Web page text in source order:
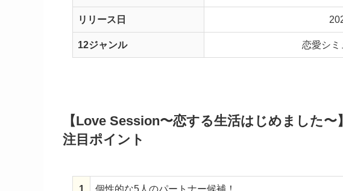
リリース日
12ジャンル 恋愛シミ
【Love Session〜恋する生活はじめました
注目ポイント
1 個性的な5人のパートナー候補！